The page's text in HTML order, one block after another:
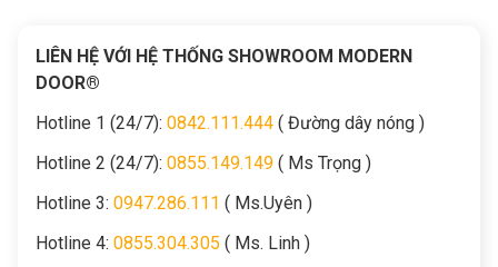
LIÊN HỆ VỚI HỆ THỐNG SHOWROOM MODERN
DOOR®
Hotline 1 (24/7): 0842.111.444 ( Đường dây nóng )
Hotline 2 (24/7): 0855.149.149 ( Ms Trọng )
Hotline 3: 0947.286.111 ( Ms.Uyên )
Hotline 4: 0855.304.305 ( Ms. Linh )